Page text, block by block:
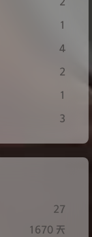
1
4
2
1
3
27
1670 天